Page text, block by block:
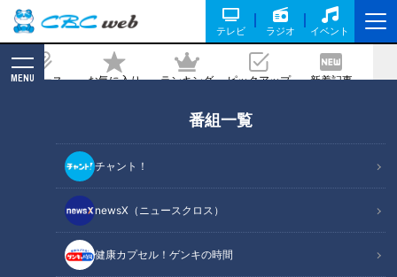
テレビ ラジオ イベント
ニュース お気に入り ランキング ピックアップ 新着記事
MENU
番組一覧
チャント！
newsX（ニュースクロス）
健康カプセル！ゲンキの時間
広堂美濃アイス』をいただきます！【チ
ャント！】
記事に戻る